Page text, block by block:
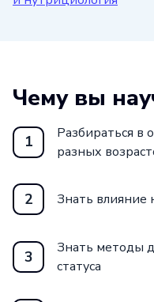
Чему вы
1
Разбираться в
разных
2 Знать влияние
3
Знать методы
статуса